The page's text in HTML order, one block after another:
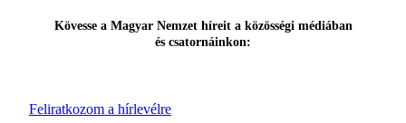
Feliratkozom a hírlevélre
Kövesse a Magyar Nemzet híreit a közösségi médiában
és csatornáinkon: